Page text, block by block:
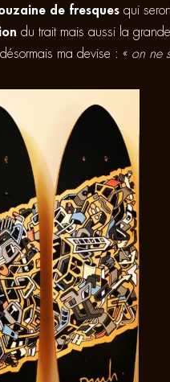
de fresques qui
du trait mais aussi la grande
ma devise : « on ne